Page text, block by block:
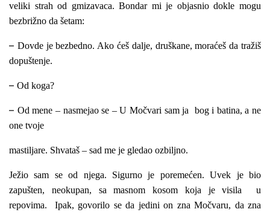
veliki strah od gmizavaca. Bondar mi je objasnio dokle mogu
bezbrižno da šetam:
– Dovde je bezbedno. Ako ćeš dalje, druškane, moraćeš da tražiš
dopuštenje.
– Od koga?
– Od mene – nasmejao se – U Močvari sam ja bog i batina, a ne
one tvoje
mastiljare. Shvataš – sad me je gledao ozbiljno.
Ježio sam se od njega. Sigurno je poremećen. Uvek je bio
zapušten, neokupan, sa masnom kosom koja je visila u
repovima. Ipak, govorilo se da jedini on zna Močvaru, da zna